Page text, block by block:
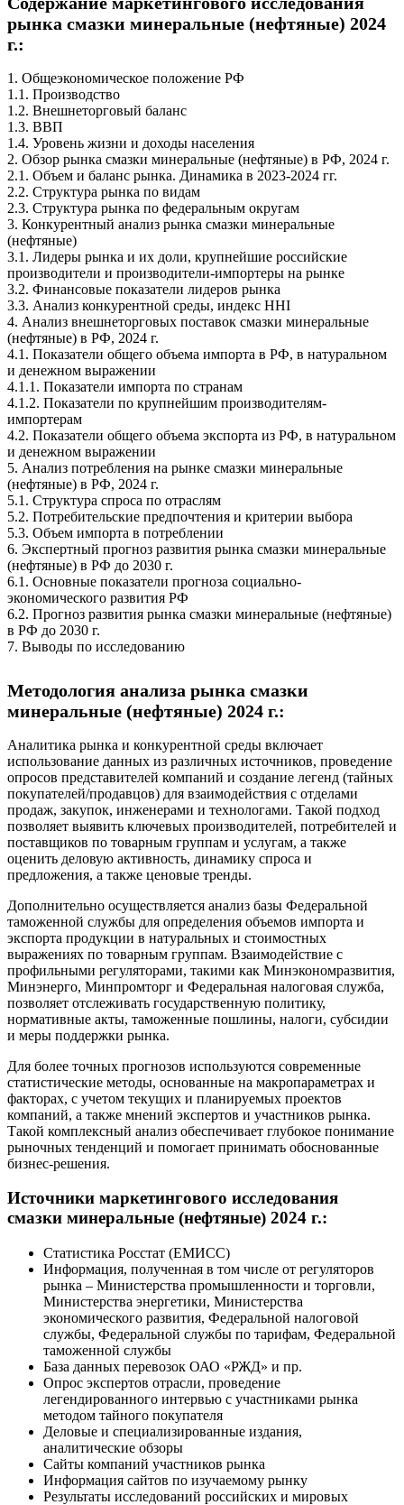
рынка смазки минеральные (нефтяные) 2024
г.:
1. Общеэкономическое положение РФ
1.1. Производство
1.2. Внешнеторговый баланс
1.3. ВВП
1.4. Уровень жизни и доходы населения
2. Обзор рынка смазки минеральные (нефтяные) в РФ, 2024 г.
2.1. Объем и баланс рынка. Динамика в 2023-2024 гг.
2.2. Структура рынка по видам
2.3. Структура рынка по федеральным округам
3. Конкурентный анализ рынка смазки минеральные
(нефтяные)
3.1. Лидеры рынка и их доли, крупнейшие российские
производители и производители-импортеры на рынке
3.2. Финансовые показатели лидеров рынка
3.3. Анализ конкурентной среды, индекс HHI
4. Анализ внешнеторговых поставок смазки минеральные
(нефтяные) в РФ, 2024 г.
4.1. Показатели общего объема импорта в РФ, в натуральном
и денежном выражении
4.1.1. Показатели импорта по странам
4.1.2. Показатели по крупнейшим производителям-
импортерам
4.2. Показатели общего объема экспорта из РФ, в натуральном
и денежном выражении
5. Анализ потребления на рынке смазки минеральные
(нефтяные) в РФ, 2024 г.
5.1. Структура спроса по отраслям
5.2. Потребительские предпочтения и критерии выбора
5.3. Объем импорта в потреблении
6. Экспертный прогноз развития рынка смазки минеральные
(нефтяные) в РФ до 2030 г.
6.1. Основные показатели прогноза социально-
экономического развития РФ
6.2. Прогноз развития рынка смазки минеральные (нефтяные)
в РФ до 2030 г.
7. Выводы по исследованию
Методология анализа рынка смазки
минеральные (нефтяные) 2024 г.:
Аналитика рынка и конкурентной среды включает
использование данных из различных источников, проведение
опросов представителей компаний и создание легенд (тайных
покупателей/продавцов) для взаимодействия с отделами
продаж, закупок, инженерами и технологами. Такой подход
позволяет выявить ключевых производителей, потребителей и
поставщиков по товарным группам и услугам, а также
оценить деловую активность, динамику спроса и
предложения, а также ценовые тренды.
Дополнительно осуществляется анализ базы Федеральной
таможенной службы для определения объемов импорта и
экспорта продукции в натуральных и стоимостных
выражениях по товарным группам. Взаимодействие с
профильными регуляторами, такими как Минэкономразвития,
Минэнерго, Минпромторг и Федеральная налоговая служба,
позволяет отслеживать государственную политику,
нормативные акты, таможенные пошлины, налоги, субсидии
и меры поддержки рынка.
Для более точных прогнозов используются современные
статистические методы, основанные на макропараметрах и
факторах, с учетом текущих и планируемых проектов
компаний, а также мнений экспертов и участников рынка.
Такой комплексный анализ обеспечивает глубокое понимание
рыночных тенденций и помогает принимать обоснованные
бизнес-решения.
Источники маркетингового исследования
смазки минеральные (нефтяные) 2024 г.:
Статистика Росстат (ЕМИСС)
Информация, полученная в том числе от регуляторов
рынка – Министерства промышленности и торговли,
Министерства энергетики, Министерства
экономического развития, Федеральной налоговой
службы, Федеральной службы по тарифам, Федеральной
таможенной службы
База данных перевозок ОАО «РЖД» и пр.
Опрос экспертов отрасли, проведение
легендированного интервью с участниками рынка
методом тайного покупателя
Деловые и специализированные издания,
аналитические обзоры
Сайты компаний участников рынка
Информация сайтов по изучаемому рынку
Результаты исследований российских и мировых